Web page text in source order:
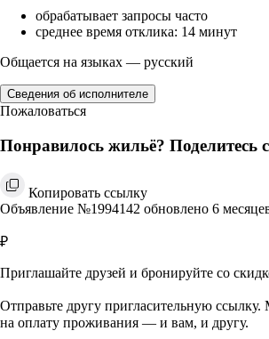
обрабатывает запросы часто
среднее время отклика: 14 минут
Общается на языках — русский
Сведения об исполнителе
Пожаловаться
Понравилось жильё? Поделитесь
Копировать ссылку
Объявление №1994142 обновлено 6
₽
Приглашайте друзей и бронируйте со
Отправьте другу пригласительную
на оплату проживания — и вам, и другу.